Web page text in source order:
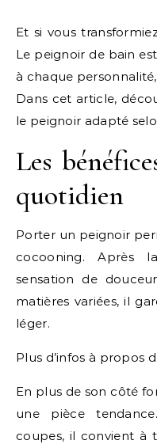
Et si vous
Le peignoir de bain
à chaque
Dans cet article,
le peignoir adapté
Les
quotidien
Porter un peignoir
cocooning. Après
sensation de
matières variées, il
léger.
Plus d’infos à propos
En plus de son côté
une pièce
coupes, il convient à